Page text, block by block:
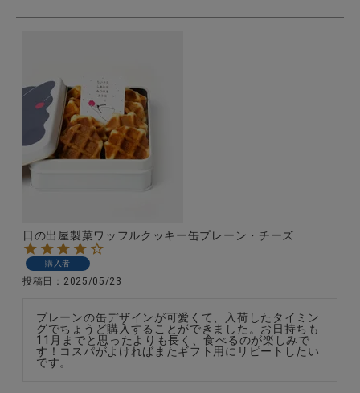
日の出屋製菓ワッフルクッキー缶プレーン・チーズ
購入者
投稿日 2025/05/23
プレーンの缶デザインが可愛くて、入荷したタイミン
グでちょうど購入することができました。お日持ちも
11月までと思ったよりも長く、食べるのが楽しみで
す！コスパがよければまたギフト用にリピートしたい
です。